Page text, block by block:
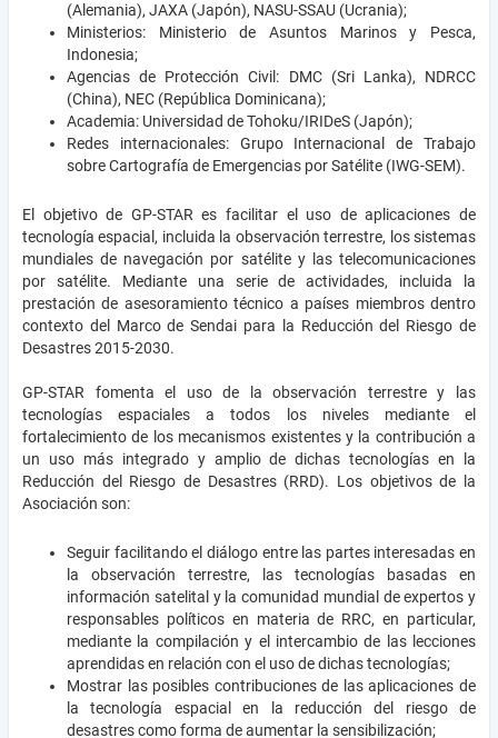
(Alemania), JAXA (Japón), NASU-SSAU (Ucrania);
Ministerios: Ministerio de Asuntos Marinos y Pesca,
Indonesia;
Agencias de Protección Civil: DMC (Sri Lanka), NDRCC
(China), NEC (República Dominicana);
Academia: Universidad de Tohoku/IRIDeS (Japón);
Redes internacionales: Grupo Internacional de Trabajo
sobre Cartografía de Emergencias por Satélite (IWG-SEM).
El objetivo de GP-STAR es facilitar el uso de aplicaciones de
tecnología espacial, incluida la observación terrestre, los sistemas
mundiales de navegación por satélite y las telecomunicaciones
por satélite. Mediante una serie de actividades, incluida la
prestación de asesoramiento técnico a países miembros dentro
contexto del Marco de Sendai para la Reducción del Riesgo de
Desastres 2015-2030.
GP-STAR fomenta el uso de la observación terrestre y las
tecnologías espaciales a todos los niveles mediante el
fortalecimiento de los mecanismos existentes y la contribución a
un uso más integrado y amplio de dichas tecnologías en la
Reducción del Riesgo de Desastres (RRD). Los objetivos de la
Asociación son:
Seguir facilitando el diálogo entre las partes interesadas en
la observación terrestre, las tecnologías basadas en
información satelital y la comunidad mundial de expertos y
responsables políticos en materia de RRC, en particular,
mediante la compilación y el intercambio de las lecciones
aprendidas en relación con el uso de dichas tecnologías;
Mostrar las posibles contribuciones de las aplicaciones de
la tecnología espacial en la reducción del riesgo de
desastres como forma de aumentar la sensibilización;